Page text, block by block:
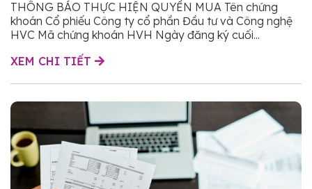
THÔNG BÁO THỰC HIỆN QUYỀN MUA Tên chứng
khoán Cổ phiếu Công ty cổ phần Đầu tư và Công nghệ
HVC Mã chứng khoán HVH Ngày đăng ký cuối...
XEM CHI TIẾT